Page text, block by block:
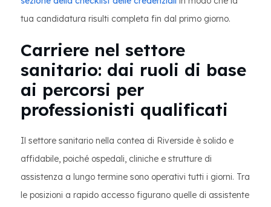
tua candidatura risulti completa fin dal primo giorno.
Carriere nel settore
sanitario: dai ruoli di base
ai percorsi per
professionisti qualificati
Il settore sanitario nella contea di Riverside è solido e
affidabile, poiché ospedali, cliniche e strutture di
assistenza a lungo termine sono operativi tutti i giorni. Tra
le posizioni a rapido accesso figurano quelle di assistente